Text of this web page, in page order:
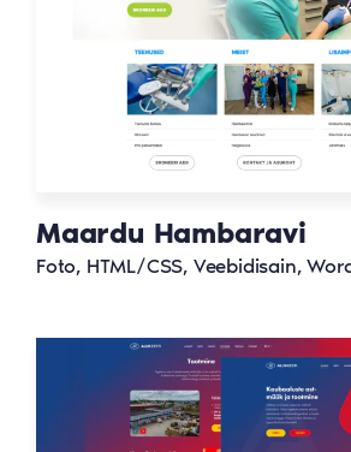
Maardu Hambaravi
Foto, HTML/CSS, Veebidisain,